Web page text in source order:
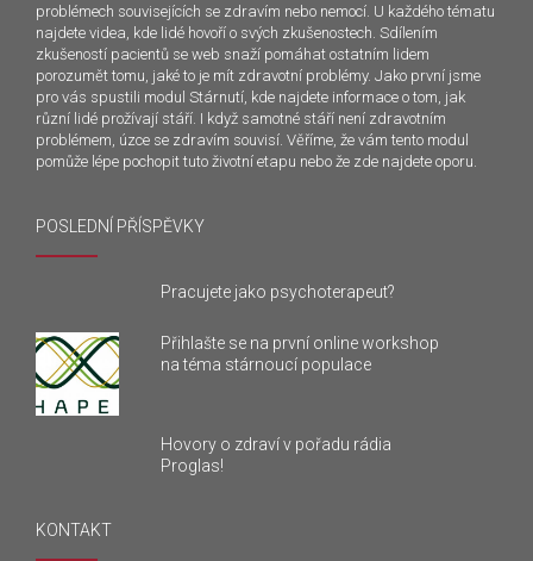
problémech souvisejících se zdravím nebo nemocí. U každého tématu
najdete videa, kde lidé hovoří o svých zkušenostech. Sdílením
zkušeností pacientů se web snaží pomáhat ostatním lidem
porozumět tomu, jaké to je mít zdravotní problémy. Jako první jsme
pro vás spustili modul Stárnutí, kde najdete informace o tom, jak
různí lidé prožívají stáří. I když samotné stáří není zdravotním
problémem, úzce se zdravím souvisí. Věříme, že vám tento modul
pomůže lépe pochopit tuto životní etapu nebo že zde najdete oporu.
POSLEDNÍ PŘÍSPĚVKY
Pracujete jako psychoterapeut?
Přihlašte se na první online workshop
na téma stárnoucí populace
Hovory o zdraví v pořadu rádia
Proglas!
KONTAKT